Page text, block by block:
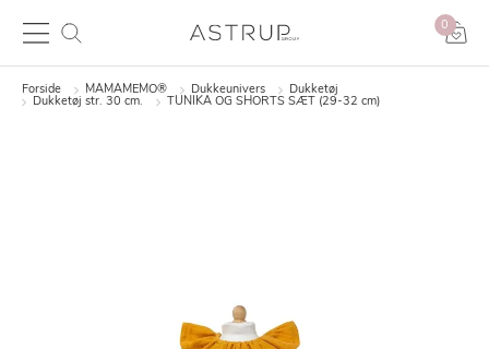
0
Forside MAMAMEMO® Dukkeunivers
Dukketøj
Dukketøj str. 30 cm.
TUNIKA OG SHORTS SÆT (29-32 cm)